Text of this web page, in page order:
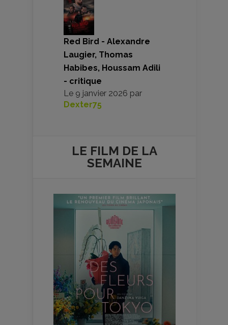
Red Bird - Alexandre
Laugier, Thomas
Habibes, Houssam Adili
- critique
Le 9 janvier 2026 par
Dexter75
LE FILM DE LA
SEMAINE